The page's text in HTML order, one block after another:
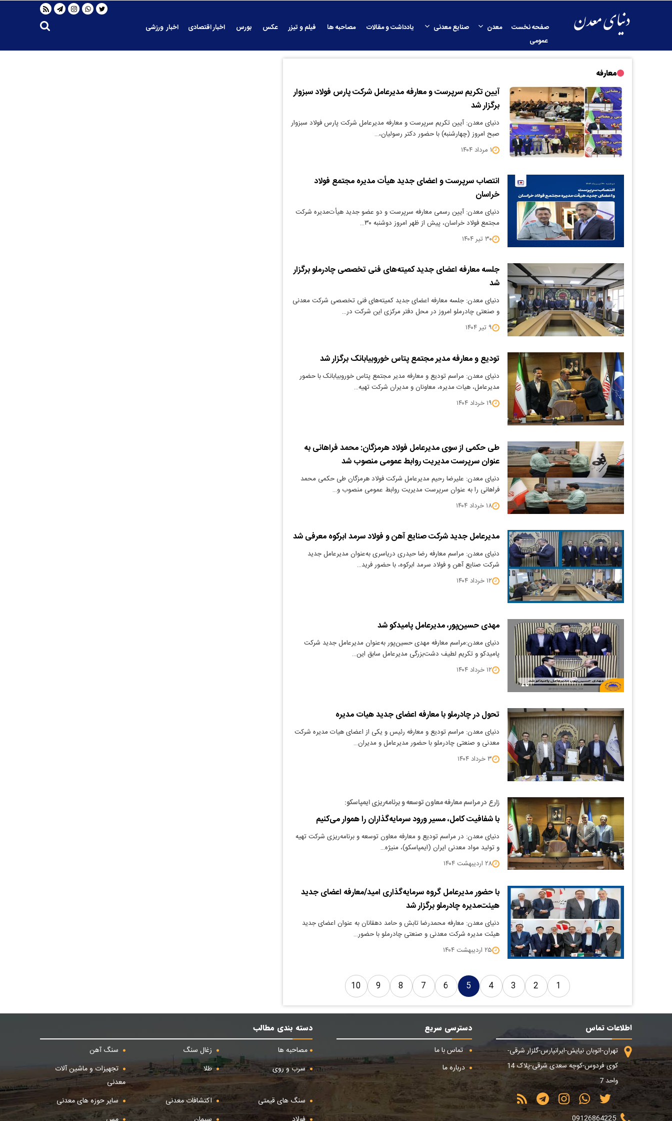
صفحه نخست معدن صنایع معدنی یادداشت و مقالات مصاحبه ها فیلم و تیزر عکس بورس اخبار اقتصادی
اخبار ورزشی
عمومی
معارفه
آیین تکریم سرپرست و معارفه مدیرعامل شرکت پارس فولاد سبزوار
برگزار شد
دنیای معدن: آیین تکریم سرپرست و معارفه مدیرعامل شرکت پارس فولاد سبزوار
صبح امروز (چهارشنبه) با حضور دکتر رسولیان،…
۱ مرداد ۱۴۰۴
انتصاب سرپرست و اعضای جدید هیأت مدیره مجتمع فولاد
خراسان
دنیای معدن: آیین رسمی معارفه سرپرست و دو عضو جدید هیأت‌مدیره شرکت
مجتمع فولاد خراسان، پیش از ظهر امروز دو‌شنبه ۳۰…
۳۰ تیر ۱۴۰۴
جلسه معارفه اعضای جدید کمیته‌های فنی تخصصی چادرملو برگزار
شد
دنیای معدن: جلسه معارفه اعضای جدید کمیته‌های فنی تخصصی شرکت معدنی
و صنعتی چادرملو امروز در محل دفتر مرکزی این شرکت در…
۹ تیر ۱۴۰۴
تودیع و معارفه مدیر مجتمع پتاس خوروبیابانک برگزار شد
دنیای معدن: مراسم تودیع و معارفه مدیر مجتمع پتاس خوروبیابانک با حضور
مدیرعامل، هیات مدیره، معاونان و مدیران شرکت تهیه…
۱۹ خرداد ۱۴۰۴
طی حکمی از سوی مدیرعامل فولاد هرمزگان: محمد فراهانی به
عنوان سرپرست مدیریت روابط عمومی منصوب شد
دنیای معدن: علیرضا رحیم مدیرعامل شرکت فولاد هرمزگان طی حکمی محمد
فراهانی را به عنوان سرپرست مدیریت روابط عمومی منصوب و…
۱۸ خرداد ۱۴۰۴
مدیرعامل جدید شرکت صنایع آهن و فولاد سرمد ابرکوه معرفی شد
دنیای معدن: مراسم معارفه رضا‌ حیدری دریاسری به‌عنوان مدیرعامل جدید
شرکت صنایع آهن و فولاد سرمد ابرکوه، با حضور فرید…
۱۲ خرداد ۱۴۰۴
مهدی حسین‌پور، مدیرعامل پامیدکو شد
دنیای معدن:مراسم معارفه مهدی حسین‌پور به‌عنوان مدیرعامل جدید شرکت
پامیدکو و تکریم لطیف دشت‌بزرگی مدیرعامل سابق این…
۱۲ خرداد ۱۴۰۴
تحول در چادرملو با معارفه اعضای جدید هیات مدیره
دنیای معدن: مراسم تودیع و معارفه رئیس و یکی از اعضای هیات مدیره شرکت
معدنی و صنعتی چادرملو با حضور مدیرعامل و مدیران…
۳ خرداد ۱۴۰۴
زارع در مراسم معارفه معاون توسعه و برنامه‌ریزی ایمپاسکو:
با شفافیت کامل، مسیر ورود سرمایه‌گذاران را هموار می‌کنیم
دنیای معدن: در مراسم تودیع و معارفه معاون توسعه و برنامه‌ریزی شرکت تهیه
و تولید مواد معدنی ایران (ایمپاسکو)، منیژه…
۲۸ اردیبهشت ۱۴۰۴
با حضور مدیرعامل گروه سرمایه‌گذاری امید/معارفه اعضای جدید
هیئت‌مدیره چادرملو برگزار شد
دنیای معدن: معارفه محمدرضا تابش و حامد دهقانان به عنوان اعضای جدید
هیئت ‌مدیره شرکت معدنی و صنعتی چادرملو با حضور…
۲۵ اردیبهشت ۱۴۰۴
1
2
3
4
5
6
7
8
9
10
اطلاعات تماس
تهران-اتوبان نیایش-ایرانپارس-گلزار شرقی-
کوی فردوس-کوچه سعدی شرقی-پلاک 14
واحد 7
09126864225
دسترسی سریع
تماس با ما
درباره ما
دسته بندی مطالب
مصاحبه ها
زغال سنگ
سنگ آهن
سرب و روی
طلا
تجهیزات و ماشین آلات
معدنی
سنگ های قیمتی
اکتشافات معدنی
سایر حوزه های معدنی